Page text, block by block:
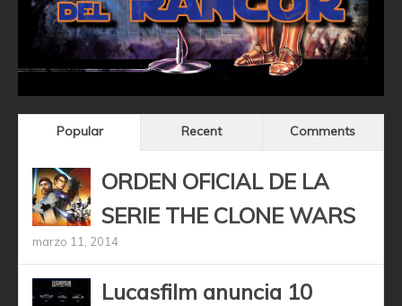
Popular Recent Comments
ORDEN OFICIAL DE LA
SERIE THE CLONE WARS
marzo 11, 2014
Lucasfilm anuncia 10